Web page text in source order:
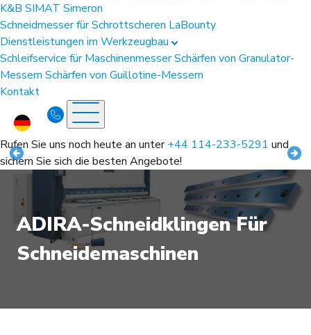
K&B SIMAT Simeron
Schneidmesser für Schrottscheren LaBounty
Dienstleistungen im Werkzeugbau
Schleifservice für MaschinenmesserSchärfen von Granulator-
Messern Schärfen von Guillotine-Messern
Kontakt
Rufen Sie uns noch heute an unter+44 114-233-5291 und
sichern Sie sich die besten Angebote!
ADIRA-Schneidklingen Für
Schneidemaschinen